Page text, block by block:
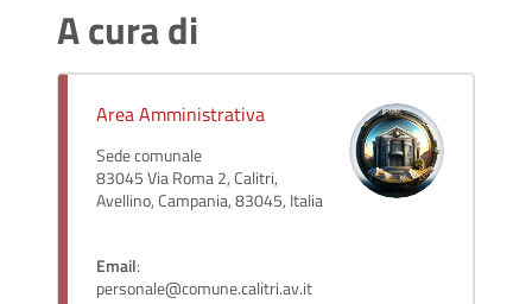
A cura di
Area Amministrativa
Sede comunale
83045 Via Roma 2, Calitri,
Avellino, Campania, 83045, Italia
Email:
personale@comune.calitri.av.it